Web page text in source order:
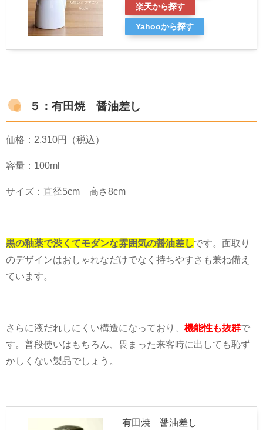
楽天から探す
Yahooから探す
５：有田焼 醤油差し
価格： 2,310円（税込）
容量： 100ml
サイズ：直径5cm 高さ8cm
黒の釉薬で渋くてモダンな雰囲気の醤油差しです。面取り
のデザインはおしゃれなだけでなく持ちやすさも兼ね備え
ています。
さらに液だれしにくい構造になっており、 機能性も抜群で
す。普段使いはもちろん、畏まった来客時に出しても恥ず
かしくない製品でしょう。
有田焼 醤油差し